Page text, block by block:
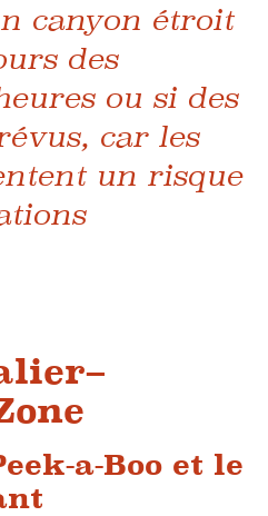
canyon étroit
des
ou si des
car les
un risque
a-Boo et le